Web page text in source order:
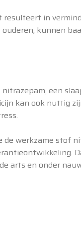
in
kunnen
een
kan ook nuttig
de werkzame stof
arts en onder